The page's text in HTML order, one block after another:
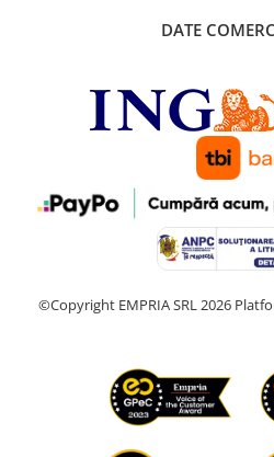
DATE
©Copyright EMPRIA SRL 2026